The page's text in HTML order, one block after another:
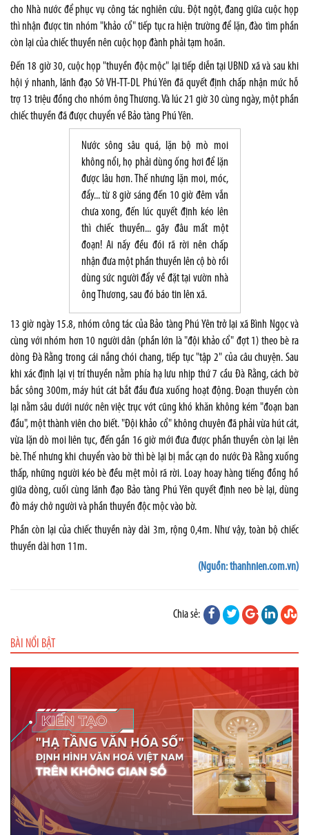
cho Nhà nước để phục vụ công tác nghiên cứu. Đột ngột, đang giữa cuộc họp
thì nhận được tin nhóm "khảo cổ" tiếp tục ra hiện trường để lặn, đào tìm phần
còn lại của chiếc thuyền nên cuộc họp đành phải tạm hoãn.
Đến 18 giờ 30, cuộc họp "thuyền độc mộc" lại tiếp diễn tại UBND xã và sau khi
hội ý nhanh, lãnh đạo Sở VH-TT-DL Phú Yên đã quyết định chấp nhận mức hỗ
trợ 13 triệu đồng cho nhóm ông Thương. Và lúc 21 giờ 30 cùng ngày, một phần
chiếc thuyền đã được chuyển về Bảo tàng Phú Yên.
Nước sông sâu quá, lặn bộ mò moi
không nổi, họ phải dùng ống hơi để lặn
được lâu hơn. Thế nhưng lặn moi, móc,
đẩy... từ 8 giờ sáng đến 10 giờ đêm vẫn
chưa xong, đến lúc quyết định kéo lên
thì chiếc thuyền... gãy đâu mất một
đoạn! Ai nấy đều đói rã rời nên chấp
nhận đưa một phần thuyền lên cộ bò rồi
dùng sức người đẩy về đặt tại vườn nhà
ông Thương, sau đó báo tin lên xã.
13 giờ ngày 15.8, nhóm công tác của Bảo tàng Phú Yên trở lại xã Bình Ngọc và
cùng với nhóm hơn 10 người dân (phần lớn là "đội khảo cổ" đợt 1) theo bè ra
dòng Đà Rằng trong cái nắng chói chang, tiếp tục "tập 2" của câu chuyện. Sau
khi xác định lại vị trí thuyền nằm phía hạ lưu nhịp thứ 7 cầu Đà Rằng, cách bờ
bắc sông 300m, máy hút cát bắt đầu đưa xuống hoạt động. Đoạn thuyền còn
lại nằm sâu dưới nước nên việc trục vớt cũng khó khăn không kém "đoạn ban
đầu", một thành viên cho biết. "Đội khảo cổ" không chuyên đã phải vừa hút cát,
vừa lặn dò moi liên tục, đến gần 16 giờ mới đưa được phần thuyền còn lại lên
bè. Thế nhưng khi chuyển vào bờ thì bè lại bị mắc cạn do nước Đà Rằng xuống
thấp, những người kéo bè đều mệt mỏi rã rời. Loay hoay hàng tiếng đồng hồ
giữa dòng, cuối cùng lãnh đạo Bảo tàng Phú Yên quyết định neo bè lại, dùng
đò máy chở người và phần thuyền độc mộc vào bờ.
Phần còn lại của chiếc thuyền này dài 3m, rộng 0,4m. Như vậy, toàn bộ chiếc
thuyền dài hơn 11m.
(Nguồn: thanhnien.com.vn)
Chia sẻ:
BÀI NỔI BẬT